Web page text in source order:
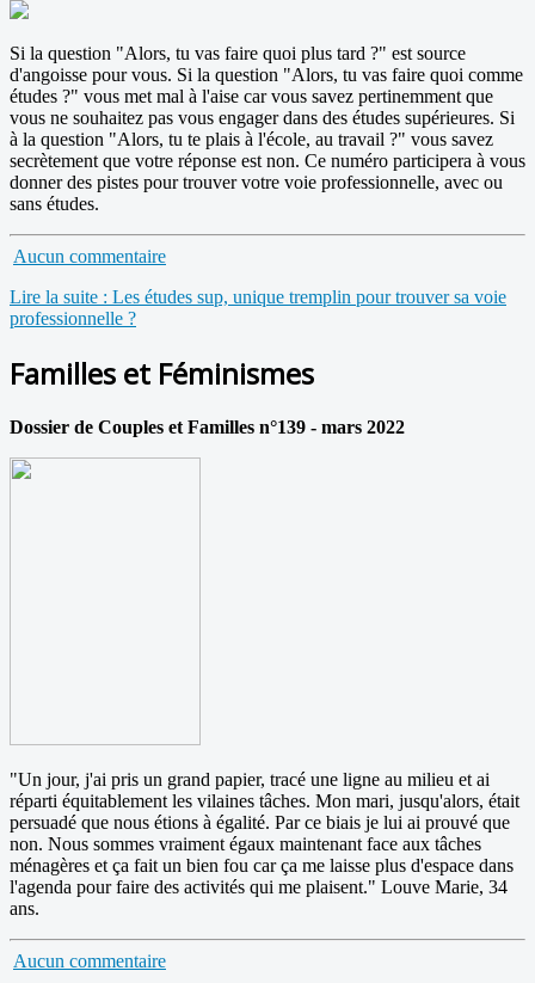
Si la question "Alors, tu vas faire quoi plus tard ?" est source
d'angoisse pour vous. Si la question "Alors, tu vas faire quoi comme
études ?" vous met mal à l'aise car vous savez pertinemment que
vous ne souhaitez pas vous engager dans des études supérieures. Si
à la question "Alors, tu te plais à l'école, au travail ?" vous savez
secrètement que votre réponse est non. Ce numéro participera à vous
donner des pistes pour trouver votre voie professionnelle, avec ou
sans études.
Aucun commentaire
Lire la suite : Les études sup, unique tremplin pour trouver sa voie
professionnelle ?
Familles et Féminismes
Dossier de Couples et Familles n°139 - mars 2022
"Un jour, j'ai pris un grand papier, tracé une ligne au milieu et ai
réparti équitablement les vilaines tâches. Mon mari, jusqu'alors, était
persuadé que nous étions à égalité. Par ce biais je lui ai prouvé que
non. Nous sommes vraiment égaux maintenant face aux tâches
ménagères et ça fait un bien fou car ça me laisse plus d'espace dans
l'agenda pour faire des activités qui me plaisent." Louve Marie, 34
ans.
Aucun commentaire